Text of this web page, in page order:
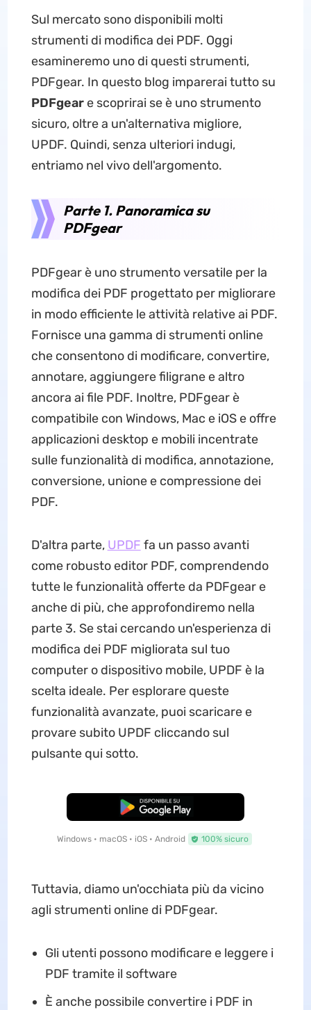
Sul mercato sono disponibili molti
strumenti di modifica dei PDF. Oggi
esamineremo uno di questi strumenti,
PDFgear. In questo blog imparerai tutto su
PDFgear e scoprirai se è uno strumento
sicuro, oltre a un'alternativa migliore,
UPDF. Quindi, senza ulteriori indugi,
entriamo nel vivo dell'argomento.
Parte 1. Panoramica su
PDFgear
PDFgear è uno strumento versatile per la
modifica dei PDF progettato per migliorare
in modo efficiente le attività relative ai PDF.
Fornisce una gamma di strumenti online
che consentono di modificare, convertire,
annotare, aggiungere filigrane e altro
ancora ai file PDF. Inoltre, PDFgear è
compatibile con Windows, Mac e iOS e offre
applicazioni desktop e mobili incentrate
sulle funzionalità di modifica, annotazione,
conversione, unione e compressione dei
PDF.
D'altra parte, UPDF fa un passo avanti
come robusto editor PDF, comprendendo
tutte le funzionalità offerte da PDFgear e
anche di più, che approfondiremo nella
parte 3. Se stai cercando un'esperienza di
modifica dei PDF migliorata sul tuo
computer o dispositivo mobile, UPDF è la
scelta ideale. Per esplorare queste
funzionalità avanzate, puoi scaricare e
provare subito UPDF cliccando sul
pulsante qui sotto.
Download Gratis
Windows • macOS • iOS • Android 100% sicuro
Tuttavia, diamo un'occhiata più da vicino
agli strumenti online di PDFgear.
Gli utenti possono modificare e leggere i
PDF tramite il software
È anche possibile convertire i PDF in